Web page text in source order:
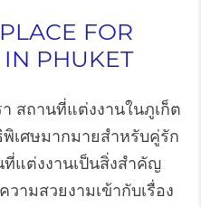
FOR
PHUKET
สถานที่แต่งงานในภูเก็ต
เศษมากมายสำหรับคู่รัก
แต่งงานเป็นสิ่งสำคัญ
ามสวยงามเข้ากับเรื่อง